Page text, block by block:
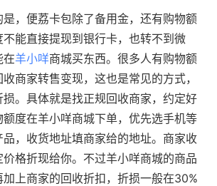
是，便荔卡包除了备用金，还有购物额
能直接提现到银行卡，也转不到微
在羊小咩商城买东西。很多人有购物额
商家转售变现，这也是常见的方式，
。具体就是找正规回收商家，约定好
额度在羊小咩商城下单，优先选手机等
，收货地址填商家给的地址。商家收
格折现给你。不过羊小咩商城的商品
加上商家的回收折扣，折损一般在30%